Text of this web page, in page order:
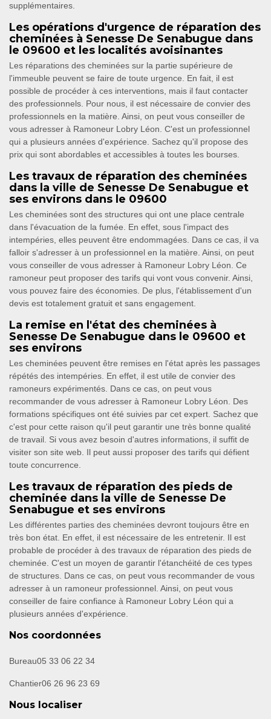
supplémentaires.
Les opérations d'urgence de réparation des
cheminées à Senesse De Senabugue dans
le 09600 et les localités avoisinantes
Les réparations des cheminées sur la partie supérieure de
l'immeuble peuvent se faire de toute urgence. En fait, il est
possible de procéder à ces interventions, mais il faut contacter
des professionnels. Pour nous, il est nécessaire de convier des
professionnels en la matière. Ainsi, on peut vous conseiller de
vous adresser à Ramoneur Lobry Léon. C'est un professionnel
qui a plusieurs années d'expérience. Sachez qu'il propose des
prix qui sont abordables et accessibles à toutes les bourses.
Les travaux de réparation des cheminées
dans la ville de Senesse De Senabugue et
ses environs dans le 09600
Les cheminées sont des structures qui ont une place centrale
dans l'évacuation de la fumée. En effet, sous l'impact des
intempéries, elles peuvent être endommagées. Dans ce cas, il va
falloir s'adresser à un professionnel en la matière. Ainsi, on peut
vous conseiller de vous adresser à Ramoneur Lobry Léon. Ce
ramoneur peut proposer des tarifs qui vont vous convenir. Ainsi,
vous pouvez faire des économies. De plus, l'établissement d'un
devis est totalement gratuit et sans engagement.
La remise en l'état des cheminées à
Senesse De Senabugue dans le 09600 et
ses environs
Les cheminées peuvent être remises en l'état après les passages
répétés des intempéries. En effet, il est utile de convier des
ramoneurs expérimentés. Dans ce cas, on peut vous
recommander de vous adresser à Ramoneur Lobry Léon. Des
formations spécifiques ont été suivies par cet expert. Sachez que
c'est pour cette raison qu'il peut garantir une très bonne qualité
de travail. Si vous avez besoin d'autres informations, il suffit de
visiter son site web. Il peut aussi proposer des tarifs qui défient
toute concurrence.
Les travaux de réparation des pieds de
cheminée dans la ville de Senesse De
Senabugue et ses environs
Les différentes parties des cheminées devront toujours être en
très bon état. En effet, il est nécessaire de les entretenir. Il est
probable de procéder à des travaux de réparation des pieds de
cheminée. C'est un moyen de garantir l'étanchéité de ces types
de structures. Dans ce cas, on peut vous recommander de vous
adresser à un ramoneur professionnel. Ainsi, on peut vous
conseiller de faire confiance à Ramoneur Lobry Léon qui a
plusieurs années d'expérience.
Nos coordonnées
Bureau05 33 06 22 34
Chantier06 26 96 23 69
Nous localiser